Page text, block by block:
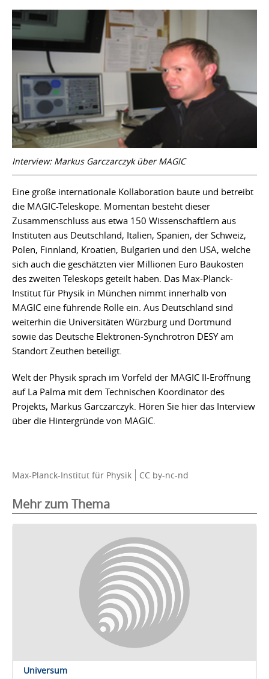
Interview: Markus Garczarczyk über MAGIC
Eine große internationale Kollaboration baute und betreibt
die MAGIC-Teleskope. Momentan besteht dieser
Zusammenschluss aus etwa 150 Wissenschaftlern aus
Instituten aus Deutschland, Italien, Spanien, der Schweiz,
Polen, Finnland, Kroatien, Bulgarien und den USA, welche
sich auch die geschätzten vier Millionen Euro Baukosten
des zweiten Teleskops geteilt haben. Das Max-Planck-
Institut für Physik in München nimmt innerhalb von
MAGIC eine führende Rolle ein. Aus Deutschland sind
weiterhin die Universitäten Würzburg und Dortmund
sowie das Deutsche Elektronen-Synchrotron DESY am
Standort Zeuthen beteiligt.
Welt der Physik sprach im Vorfeld der MAGIC II-Eröffnung
auf La Palma mit dem Technischen Koordinator des
Projekts, Markus Garczarczyk. Hören Sie hier das Interview
über die Hintergründe von MAGIC.
Max-Planck-Institut für Physik CC by-nc-nd
Mehr zum Thema
Universum